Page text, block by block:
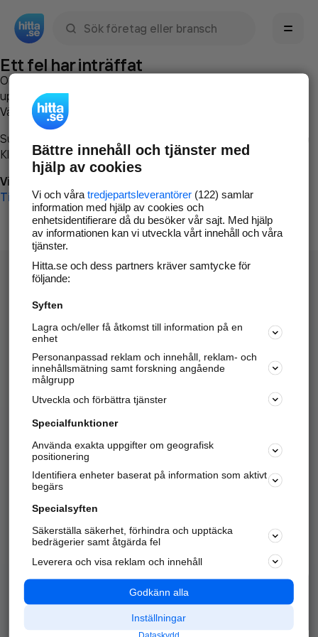
Ett fel har inträffat
Om du vill kan du
uppstod så att vi lättare och snabbare kan avhjälpa det.
Vänligen försök med följande:
Surfa till
Klicka påTillbaka-knappen i webbläsaren och försök igen
Vi beklagar besväret!
Till startsidan
Hitta.se - Gratis nummerupplysning.
Sök företag, personer och platser.
Hitta telefonnummer, adresser, företagsinfo mm.
Marknadsför företaget
Kom igång och annonsera mot
samarbetspartners nära dig.
Alla kategorier
Populära sökningar
API & Kartor
Annonsera
Integritet
Nödnummer
Bättre innehåll och tjänster med
hjälp av cookies
Vi och våra tredjepartsleverantörer(122) samlar
information med hjälp av cookies och
enhetsidentifierare då du besöker vår sajt. Med hjälp
av informationen kan vi utveckla vårt innehåll och våra
tjänster.
Hitta.se och dess partners kräver samtycke för
följande:
Syften
Lagra och/eller få åtkomst till information på en
enhet
Personanpassad reklam och innehåll, reklam- och
innehållsmätning samt forskning angående
målgrupp
Utveckla och förbättra tjänster
Specialfunktioner
Använda exakta uppgifter om geografisk
positionering
Identifiera enheter baserat på information som aktivt
begärs
Specialsyften
Säkerställa säkerhet, förhindra och upptäcka
bedrägerier samt åtgärda fel
Leverera och visa reklam och innehåll
Godkänn alla
Inställningar
Dataskydd